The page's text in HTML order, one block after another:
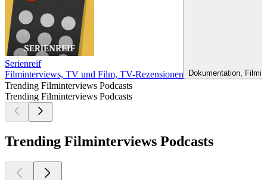
Serienreif
Filminterviews, TV und Film, TV-Rezensionen
Dokumentation,
Trending Filminterviews Podcasts
Trending Filminterviews Podcasts
Trending Filminterviews Podcasts